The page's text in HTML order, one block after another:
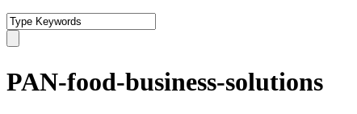
PAN-food-business-solutions